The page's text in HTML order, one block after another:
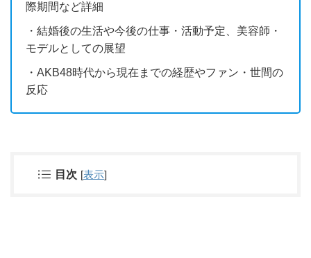
際期間など詳細
・結婚後の生活や今後の仕事・活動予定、美容師・
モデルとしての展望
・AKB48時代から現在までの経歴やファン・世間の
反応
目次 [表示]